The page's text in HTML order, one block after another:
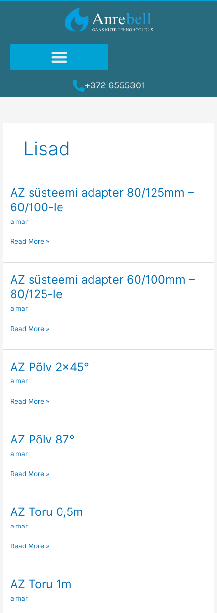
+372 6555301
Lisad
AZ süsteemi adapter 80/125mm –
60/100-le
aimar
AZ
süsteemi
adapter
80/125mm
60/100-
Read More »
AZ süsteemi adapter 60/100mm –
80/125-le
aimar
AZ
süsteemi
adapter
60/100mm
80/125-
Read More »
AZ Põlv 2×45°
aimar
AZ
2×45°
Read More »
AZ Põlv 87°
aimar
AZ
87°
Read More »
AZ Toru 0,5m
aimar
AZ
0,5m
Read More »
AZ Toru 1m
aimar
AZ
1m